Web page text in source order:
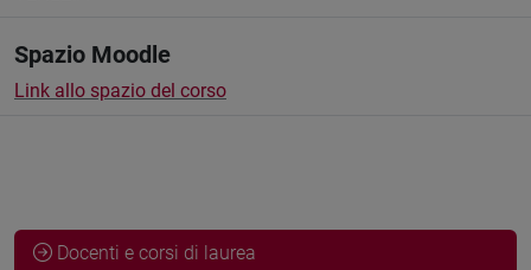
Spazio Moodle
Link allo spazio del corso
Docenti e corsi di laurea